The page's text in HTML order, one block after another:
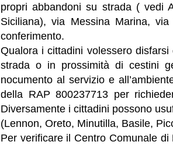
propri abbandoni su strada ( vedi
Siciliana), via Messina Marina,
conferimento.
Qualora i cittadini volessero
strada o in prossimità di cestini
nocumento al servizio e
della RAP 800237713 per
Diversamente i cittadini possono
(Lennon, Oreto, Minutilla, Basile,
Per verificare il Centro Comunale